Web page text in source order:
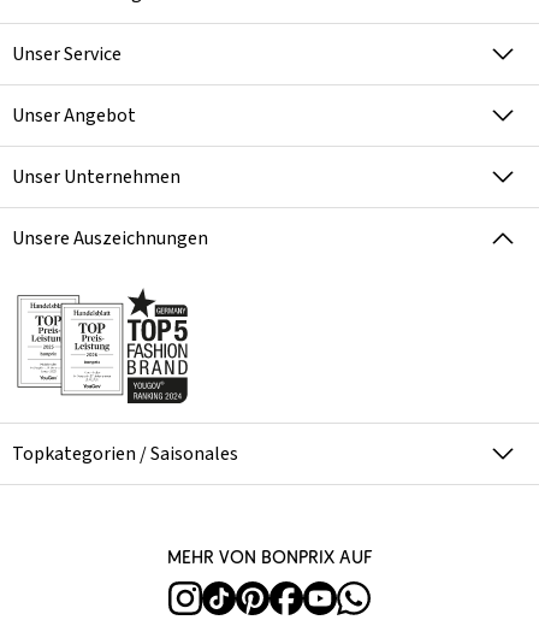
Unser Service
Unser Angebot
Unser Unternehmen
Unsere Auszeichnungen
Topkategorien / Saisonales
Mehr von bonprix auf